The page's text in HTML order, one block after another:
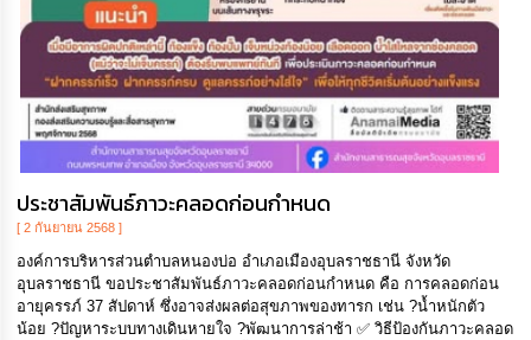
ประชาสัมพันธ์ภาวะคลอดก่อนกำหนด
[ 2 กันยายน 2568 ]
องค์การบริหารส่วนตำบลหนองบ่อ อำเภอเมืองอุบลราชธานี จังหวัด
อุบลราชธานี ขอประชาสัมพันธ์ภาวะคลอดก่อนกำหนด คือ การคลอดก่อน
อายุครรภ์ 37 สัปดาห์ ซึ่งอาจส่งผลต่อสุขภาพของทารก เช่น ?น้ำหนักตัว
น้อย ?ปัญหาระบบทางเดินหายใจ ?พัฒนาการล่าช้า ✅ วิธีป้องกันภาวะคลอด